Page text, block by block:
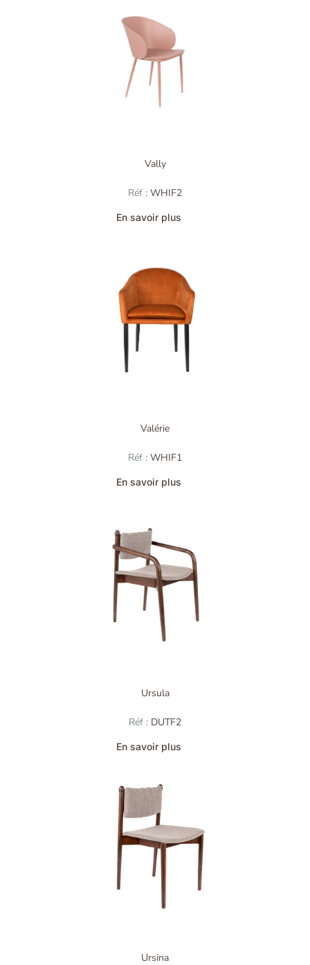
Vally
Réf : WHIF2
En savoir plus
Valérie
Réf : WHIF1
En savoir plus
Ursula
Réf : DUTF2
En savoir plus
Ursina